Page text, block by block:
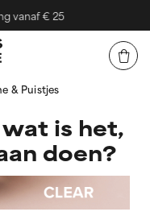
vanaf € 25
& Puistjes
is het,
doen?